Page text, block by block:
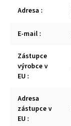
Adresa :
E-mail :
Zástupce
výrobce v
EU :
Adresa
zástupce v
EU :